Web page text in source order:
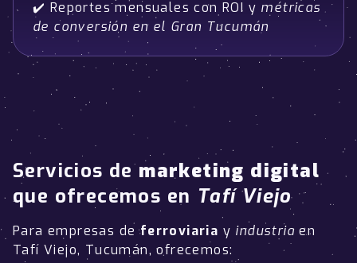
✔️ Reportes mensuales con ROI y métricas
de conversión en el Gran Tucumán
Servicios demarketing digital
que ofrecemos en Tafí Viejo
Para empresas deferroviaria y industria en
Tafí Viejo, Tucumán, ofrecemos: